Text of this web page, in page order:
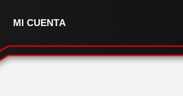
MI CUENTA